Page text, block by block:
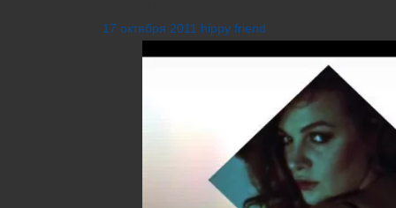
17 октября 2011 hippy friend